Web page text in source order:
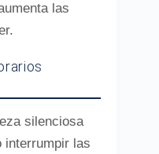
las
silenciosa
interrumpir las